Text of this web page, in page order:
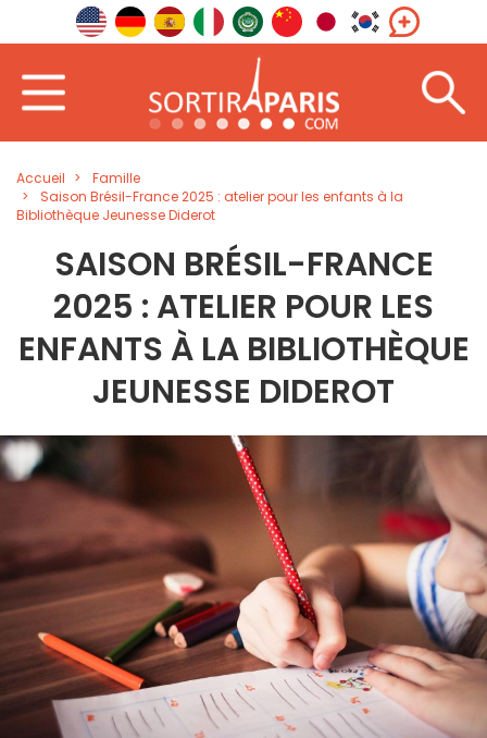
Accueil
Famille
Saison Brésil-France 2025 : atelier pour les enfants à la
Bibliothèque Jeunesse Diderot
SAISON BRÉSIL-FRANCE
2025 : ATELIER POUR LES
ENFANTS À LA BIBLIOTHÈQUE
JEUNESSE DIDEROT